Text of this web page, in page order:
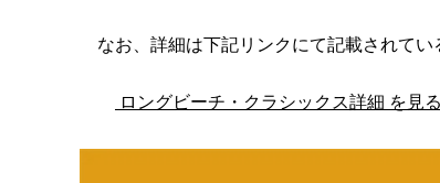
なお、詳細は下記リンクにて記載されてい
ロングビーチ・クラシックス詳細 を見る